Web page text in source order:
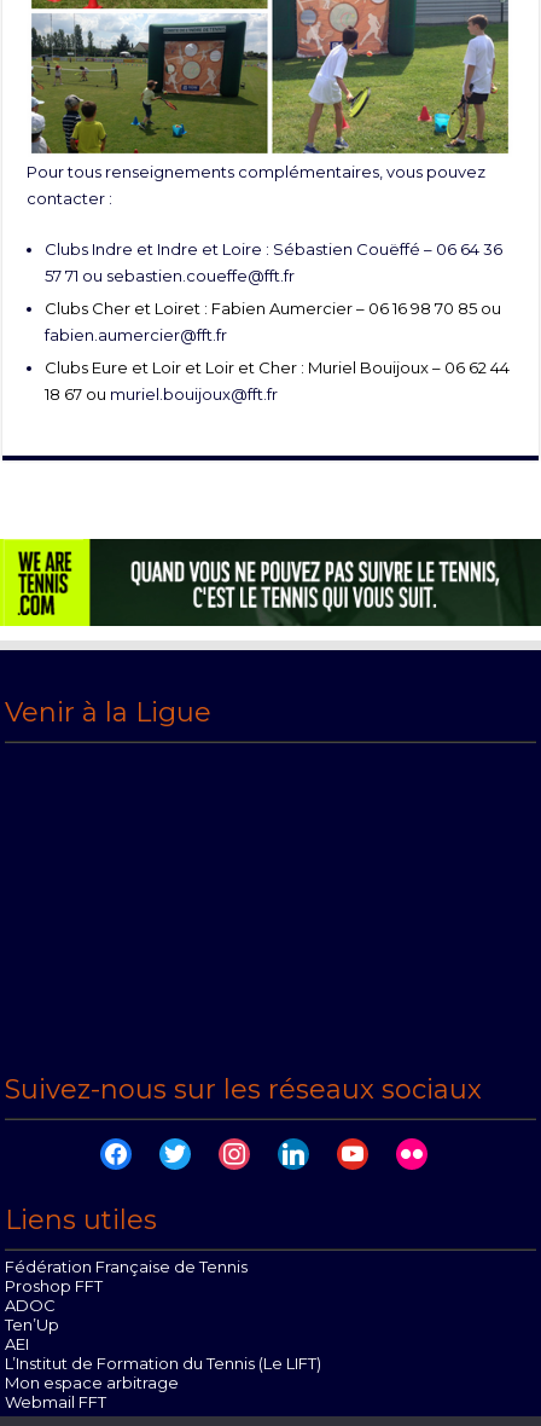
Pour tous renseignements complémentaires, vous pouvez
contacter :
Clubs Indre et Indre et Loire : Sébastien Couëffé – 06 64 36
57 71 ou sebastien.coueffe@fft.fr
Clubs Cher et Loiret : Fabien Aumercier – 06 16 98 70 85 ou
fabien.aumercier@fft.fr
Clubs Eure et Loir et Loir et Cher : Muriel Bouijoux – 06 62 44
18 67 ou muriel.bouijoux@fft.fr
Venir à la Ligue
Suivez-nous sur les réseaux sociaux
facebooktwitter instagramlinkedinyoutubeflickr
Liens utiles
Fédération Française de Tennis
Proshop FFT
ADOC
Ten’Up
AEI
L’Institut de Formation du Tennis (Le LIFT)
Mon espace arbitrage
Webmail FFT